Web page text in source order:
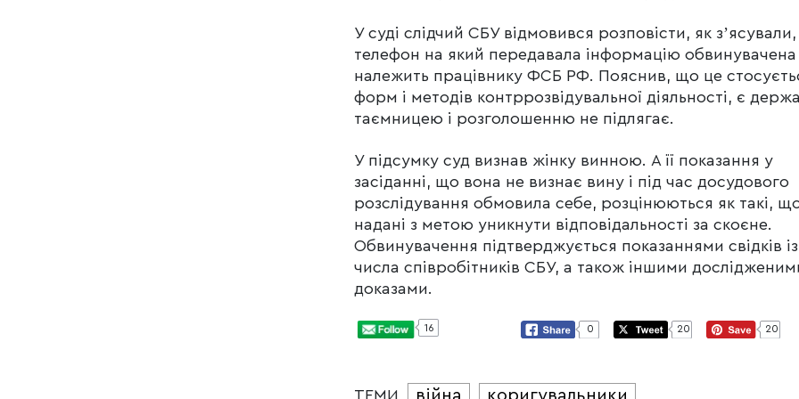
У суді слідчий СБУ відмовився розповісти, як
телефон на який передавала інформацію обвинувачена
належить працівнику ФСБ РФ. Пояснив, що це
форм і методів контррозвідувальної діяльності, є
таємницею і розголошенню не підлягає.
У підсумку суд визнав жінку винною. А її показання у
засіданні, що вона не визнає вину і під час досудового
розслідування обмовила себе, розцінюються як такі,
надані з метою уникнути відповідальності за скоєне.
Обвинувачення підтверджується показаннями свідків із
числа співробітників СБУ, а також іншими
доказами.
16 0 20 20
ТЕМИ